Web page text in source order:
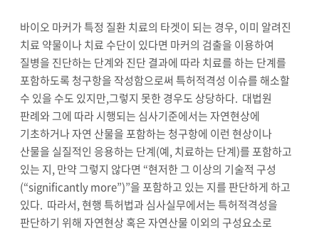
바이오 마커가 특정 질환 치료의 타겟이 되는 경우, 이미 알려진
치료 약물이나 치료 수단이 있다면 마커의 검출을 이용하여
질병을 진단하는 단계와 진단 결과에 따라 치료를 하는 단계를
포함하도록 청구항을 작성함으로써 특허적격성 이슈를 해소할
수 있을 수도 있지만,그렇지 못한 경우도 상당하다. 대법원
판례와 그에 따라 시행되는 심사기준에서는 자연현상에
기초하거나 자연 산물을 포함하는 청구항에 이런 현상이나
산물을 실질적인 응용하는 단계(예, 치료하는 단계)를 포함하고
있는 지, 만약 그렇지 않다면 “현저한 그 이상의 기술적 구성
(“significantly more”)”을 포함하고 있는 지를 판단하게 하고
있다. 따라서, 현행 특허법과 심사실무에서는 특허적격성을
판단하기 위해 자연현상 혹은 자연산물 이외의 구성요소로